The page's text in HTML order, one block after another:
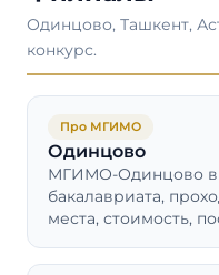
Одинцово, Ташкент,
конкурс.
Про МГИМО
Одинцово
МГИМО-Одинцово в
бакалавриата,
места, стоимость,